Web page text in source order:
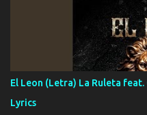
que estar alegres doy las
Música Si es que salta algún
ahí está el Hombre Cuarenta
cualquier problema no más es
FALTA UN HERMANO DE
HOMBRE VALIENTE POR
VIO POR LA FAMILIA PARA
El Leon (Letra) La Ruleta feat.
Lyrics